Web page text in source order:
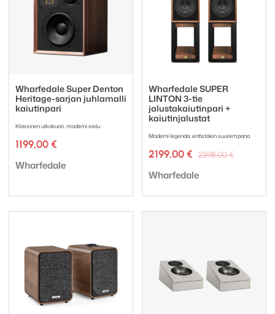
Wharfedale Super Denton
Heritage-sarjan juhlamalli
kaiutinpari
Klassinen ulkokuori, moderni sielu
1199,00 €
Tuotemerkki:
Wharfedale
Wharfedale SUPER
LINTON 3-tie
jalustakaiutinpari +
kaiutinjalustat
Moderni legenda, entistäkin suurempana
2398,00€
2199,00 €
Tuotemerkki:
Wharfedale